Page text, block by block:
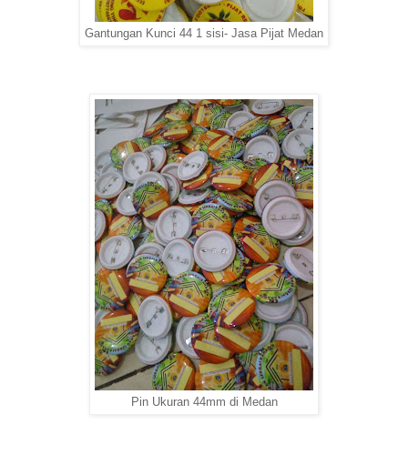
Gantungan Kunci 44 1 sisi- Jasa Pijat Medan
Pin Ukuran 44mm di Medan